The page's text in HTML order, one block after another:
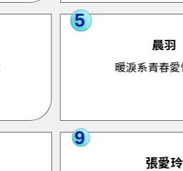
5
晨羽
暖淚系青春
9
張愛玲